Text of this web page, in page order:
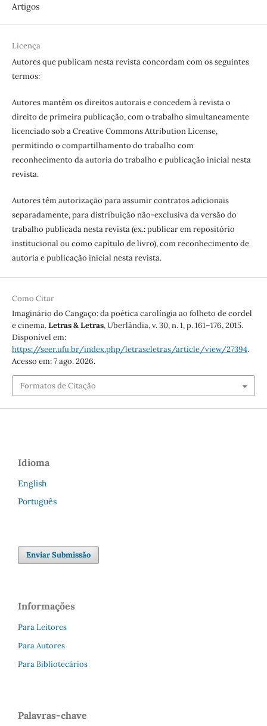
Artigos
Licença
Autores que publicam nesta revista concordam com os seguintes
termos:
Autores mantêm os direitos autorais e concedem à revista o
direito de primeira publicação, com o trabalho simultaneamente
licenciado sob a Creative Commons Attribution License,
permitindo o compartilhamento do trabalho com
reconhecimento da autoria do trabalho e publicação inicial nesta
revista.
Autores têm autorização para assumir contratos adicionais
separadamente, para distribuição não-exclusiva da versão do
trabalho publicada nesta revista (ex.: publicar em repositório
institucional ou como capítulo de livro), com reconhecimento de
autoria e publicação inicial nesta revista.
Como Citar
Imaginário do Cangaço: da poética carolíngia ao folheto de cordel
e cinema.Letras & Letras, Uberlândia, v. 30, n. 1, p. 161–176, 2015.
Disponível em:
https://seer.ufu.br/index.php/letraseletras/article/view/27394.
Acesso em: 7 ago. 2026.
Formatos de Citação
Idioma
English
Português
Enviar Submissão
Informações
Para Leitores
Para Autores
Para Bibliotecários
Palavras-chave